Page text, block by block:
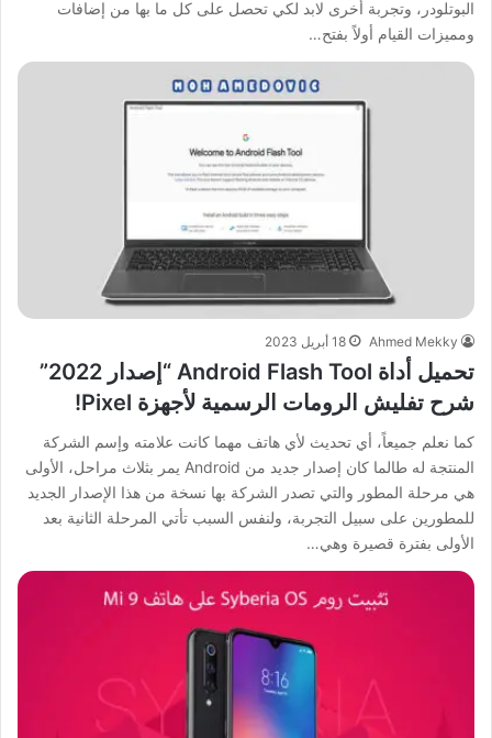
البوتلودر، وتجربة أخرى لابد لكي تحصل على كل ما بها من إضافات
ومميزات القيام أولاً بفتح…
Ahmed Mekky 18 أبريل 2023
تحميل أداة Android Flash Tool “إصدار 2022”
شرح تفليش الرومات الرسمية لأجهزة Pixel!
كما نعلم جميعاً، أي تحديث لأي هاتف مهما كانت علامته وإسم الشركة
المنتجة له طالما كان إصدار جديد من Android يمر بثلاث مراحل، الأولى
هي مرحلة المطور والتي تصدر الشركة بها نسخة من هذا الإصدار الجديد
للمطورين على سبيل التجربة، ولنفس السبب تأتي المرحلة الثانية بعد
الأولى بفترة قصيرة وهي…